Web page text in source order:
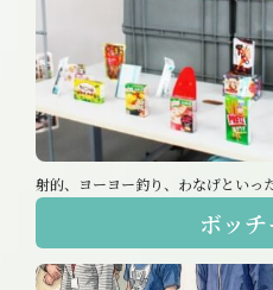
射的、ヨーヨー釣り、わなげといっ
ボッ